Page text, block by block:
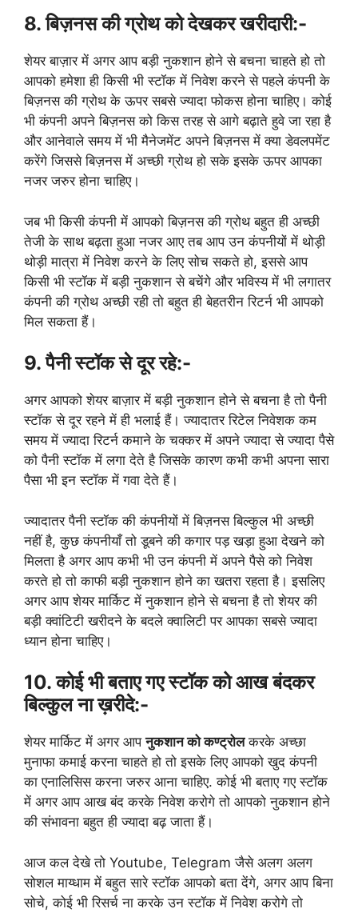
8. बिज़नस की ग्रोथ को देखकर खरीदारी:-
शेयर बाज़ार में अगर आप बड़ी नुकशान होने से बचना चाहते हो तो
आपको हमेशा ही किसी भी स्टॉक में निवेश करने से पहले कंपनी के
बिज़नस की ग्रोथ के ऊपर सबसे ज्यादा फोकस होना चाहिए। कोई
भी कंपनी अपने बिज़नस को किस तरह से आगे बढ़ाते हुवे जा रहा है
और आनेवाले समय में भी मैनेजमेंट अपने बिज़नस में क्या डेवलपमेंट
करेंगे जिससे बिज़नस में अच्छी ग्रोथ हो सके इसके ऊपर आपका
नजर जरुर होना चाहिए।
जब भी किसी कंपनी में आपको बिज़नस की ग्रोथ बहुत ही अच्छी
तेजी के साथ बढ़ता हुआ नजर आए तब आप उन कंपनीयों में थोड़ी
थोड़ी मात्रा में निवेश करने के लिए सोच सकते हो, इससे आप
किसी भी स्टॉक में बड़ी नुकशान से बचेंगे और भविस्य में भी लगातर
कंपनी की ग्रोथ अच्छी रही तो बहुत ही बेहतरीन रिटर्न भी आपको
मिल सकता हैं।
9. पैनी स्टॉक से दूर रहे:-
अगर आपको शेयर बाज़ार में बड़ी नुकशान होने से बचना है तो पैनी
स्टॉक से दूर रहने में ही भलाई हैं। ज्यादातर रिटेल निवेशक कम
समय में ज्यादा रिटर्न कमाने के चक्कर में अपने ज्यादा से ज्यादा पैसे
को पैनी स्टॉक में लगा देते है जिसके कारण कभी कभी अपना सारा
पैसा भी इन स्टॉक में गवा देते हैं।
ज्यादातर पैनी स्टॉक की कंपनीयों में बिज़नस बिल्कुल भी अच्छी
नहीं है, कुछ कंपनीयाँ तो डूबने की कगार पड़ खड़ा हुआ देखने को
मिलता है अगर आप कभी भी उन कंपनी में अपने पैसे को निवेश
करते हो तो काफी बड़ी नुकशान होने का खतरा रहता है। इसलिए
अगर आप शेयर मार्किट में नुकशान होने से बचना है तो शेयर की
बड़ी क्वांटिटी खरीदने के बदले क्वालिटी पर आपका सबसे ज्यादा
ध्यान होना चाहिए।
10. कोई भी बताए गए स्टॉक को आख बंदकर
बिल्कुल ना ख़रीदे:-
शेयर मार्किट में अगर आपनुकशान को कण्ट्रोलकरके अच्छा
मुनाफा कमाई करना चाहते हो तो इसके लिए आपको खुद कंपनी
का एनालिसिस करना जरुर आना चाहिए. कोई भी बताए गए स्टॉक
में अगर आप आख बंद करके निवेश करोगे तो आपको नुकशान होने
की संभावना बहुत ही ज्यादा बढ़ जाता हैं।
आज कल देखे तो Youtube, Telegram जैसे अलग अलग
सोशल माय्धाम में बहुत सारे स्टॉक आपको बता देंगे, अगर आप बिना
सोचे, कोई भी रिसर्च ना करके उन स्टॉक में निवेश करोगे तो